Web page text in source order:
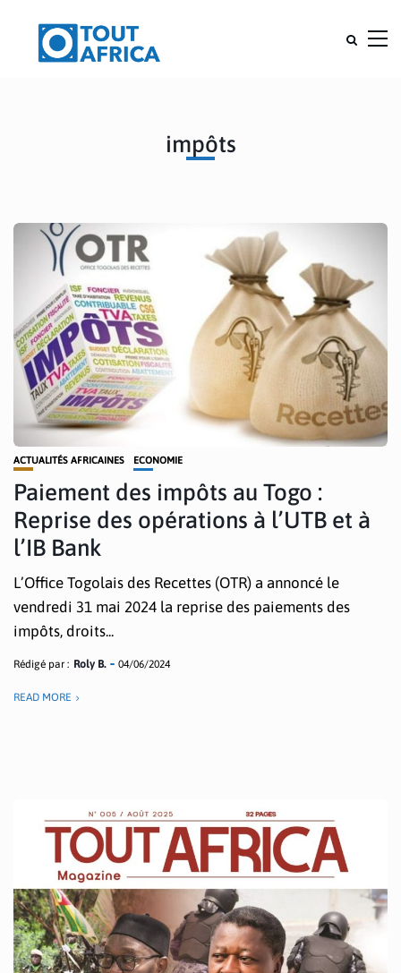
impôts
ACTUALITÉS AFRICAINES ECONOMIE
Paiement des impôts au Togo :
Reprise des opérations à l’UTB et à
l’IB Bank
L’Office Togolais des Recettes (OTR) a annoncé le
vendredi 31 mai 2024 la reprise des paiements des
impôts, droits...
Rédigé par : Roly B. 04/06/2024
READ MORE